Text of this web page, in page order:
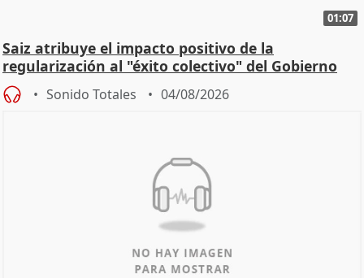
01:07
Saiz atribuye el impacto positivo de la
regularización al "éxito colectivo" del Gobierno
Sonido Totales 04/08/2026